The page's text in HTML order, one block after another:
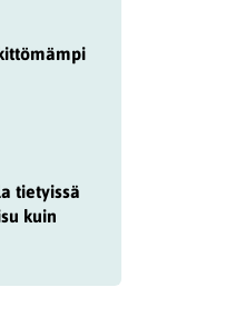
tietyissä
kuin